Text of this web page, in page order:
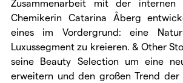
Chemikerin Catarina Åberg
eines im Vordergrund: eine
Luxussegment zu kreieren. & Other
seine Beauty Selection um eine
erweitern und den großen Trend